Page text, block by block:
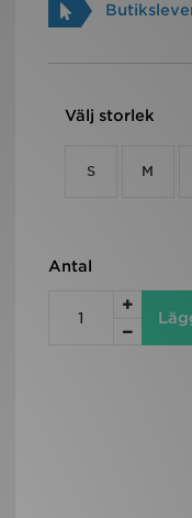
Välj storlek
S M
Antal